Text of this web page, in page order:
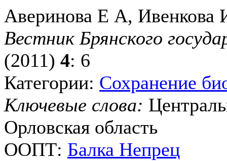
Аверинова Е А,
Вестник Брянского
(2011) 4: 6
Категории: Сохранение
Ключевые слова:
Орловская область
ООПТ: Балка Непрец